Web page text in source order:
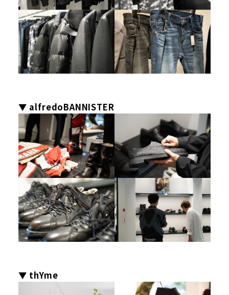
▼ alfredoBANNISTER
▼ thYme